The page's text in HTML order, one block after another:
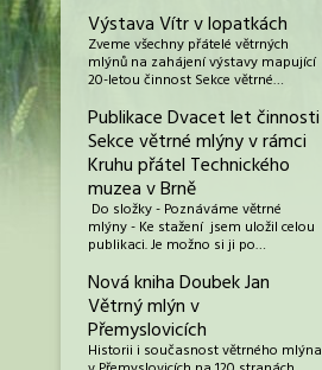
Výstava Vítr v lopatkách
Zveme všechny přátelé větrných
mlýnů na zahájení výstavy mapující
20-letou činnost Sekce větrné…
Publikace Dvacet let činnosti
Sekce větrné mlýny v rámci
Kruhu přátel Technického
muzea v Brně
Do složky - Poznáváme větrné
mlýny - Ke stažení jsem uložil celou
publikaci. Je možno si ji po…
Nová kniha Doubek Jan
Větrný mlýn v
Přemyslovicích
Historii i současnost větrného mlýna